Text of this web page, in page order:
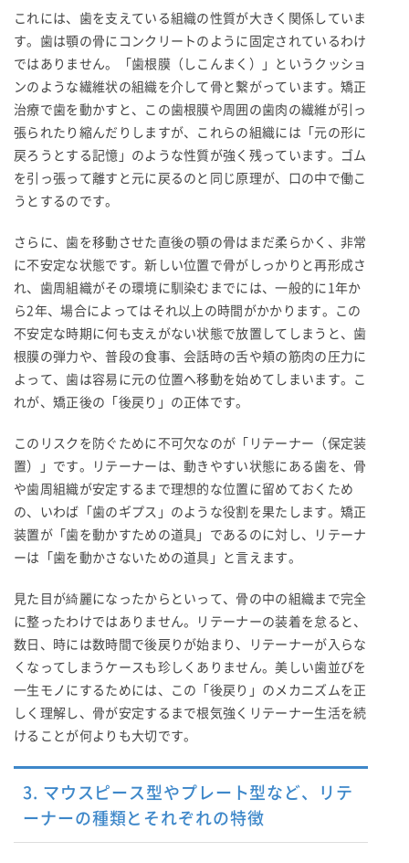
これには、歯を支えている組織の性質が大きく関係していま
す。歯は顎の骨にコンクリートのように固定されているわけ
ではありません。「歯根膜（しこんまく）」というクッショ
ンのような繊維状の組織を介して骨と繋がっています。矯正
治療で歯を動かすと、この歯根膜や周囲の歯肉の繊維が引っ
張られたり縮んだりしますが、これらの組織には「元の形に
戻ろうとする記憶」のような性質が強く残っています。ゴム
を引っ張って離すと元に戻るのと同じ原理が、口の中で働こ
うとするのです。
さらに、歯を移動させた直後の顎の骨はまだ柔らかく、非常
に不安定な状態です。新しい位置で骨がしっかりと再形成さ
れ、歯周組織がその環境に馴染むまでには、一般的に1年か
ら2年、場合によってはそれ以上の時間がかかります。この
不安定な時期に何も支えがない状態で放置してしまうと、歯
根膜の弾力や、普段の食事、会話時の舌や頬の筋肉の圧力に
よって、歯は容易に元の位置へ移動を始めてしまいます。こ
れが、矯正後の「後戻り」の正体です。
このリスクを防ぐために不可欠なのが「リテーナー（保定装
置）」です。リテーナーは、動きやすい状態にある歯を、骨
や歯周組織が安定するまで理想的な位置に留めておくため
の、いわば「歯のギプス」のような役割を果たします。矯正
装置が「歯を動かすための道具」であるのに対し、リテーナ
ーは「歯を動かさないための道具」と言えます。
見た目が綺麗になったからといって、骨の中の組織まで完全
に整ったわけではありません。リテーナーの装着を怠ると、
数日、時には数時間で後戻りが始まり、リテーナーが入らな
くなってしまうケースも珍しくありません。美しい歯並びを
一生モノにするためには、この「後戻り」のメカニズムを正
しく理解し、骨が安定するまで根気強くリテーナー生活を続
けることが何よりも大切です。
3. マウスピース型やプレート型など、リテ
ーナーの種類とそれぞれの特徴